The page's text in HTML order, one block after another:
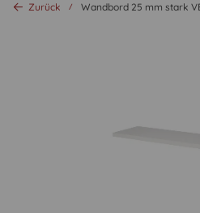
Zurück Wandbord 25 mm stark